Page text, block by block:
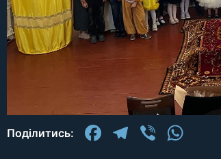
Поділитись: Facebook
Telegram
Viber